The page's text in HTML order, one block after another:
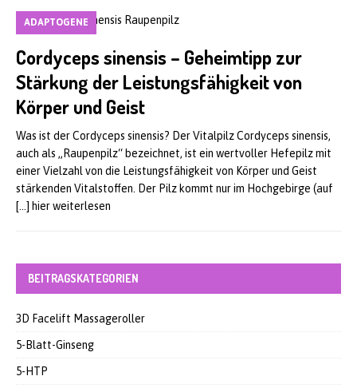
ADAPTOGENE
Cordyceps sinensis – Geheimtipp zur
Stärkung der Leistungsfähigkeit von
Körper und Geist
Was ist der Cordyceps sinensis? Der Vitalpilz Cordyceps sinensis,
auch als „Raupenpilz“ bezeichnet, ist ein wertvoller Hefepilz mit
einer Vielzahl von die Leistungsfähigkeit von Körper und Geist
stärkenden Vitalstoffen. Der Pilz kommt nur im Hochgebirge (auf
[…] hier weiterlesen
BEITRAGSKATEGORIEN
3D Facelift Massageroller
5-Blatt-Ginseng
5-HTP